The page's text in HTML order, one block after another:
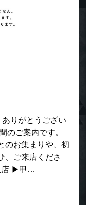
りがとうござい
のご案内です。
のお集まりや、初
、ご来店くださ
店 ▶︎甲…